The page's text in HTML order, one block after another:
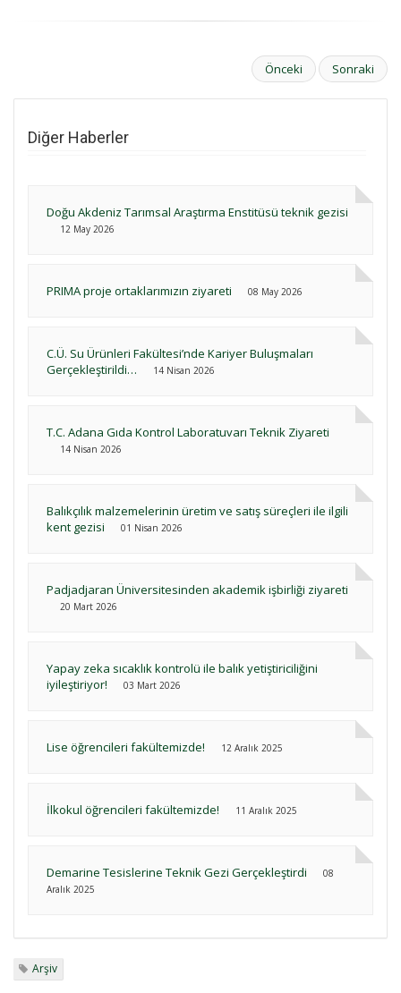
Önceki Sonraki
Diğer Haberler
Doğu Akdeniz Tarımsal Araştırma Enstitüsü teknik gezisi
12 May 2026
PRIMA proje ortaklarımızın ziyareti 08 May 2026
C.Ü. Su Ürünleri Fakültesi’nde Kariyer Buluşmaları
Gerçekleştirildi…
14 Nisan 2026
T.C. Adana Gıda Kontrol Laboratuvarı Teknik Ziyareti
14 Nisan 2026
Balıkçılık malzemelerinin üretim ve satış süreçleri ile ilgili
kent gezisi
01 Nisan 2026
Padjadjaran Üniversitesinden akademik işbirliği ziyareti
20 Mart 2026
Yapay zeka sıcaklık kontrolü ile balık yetiştiriciliğini
iyileştiriyor!
03 Mart 2026
Lise öğrencileri fakültemizde! 12 Aralık 2025
İlkokul öğrencileri fakültemizde! 11 Aralık 2025
Demarine Tesislerine Teknik Gezi Gerçekleştirdi
08
Aralık 2025
Arşiv